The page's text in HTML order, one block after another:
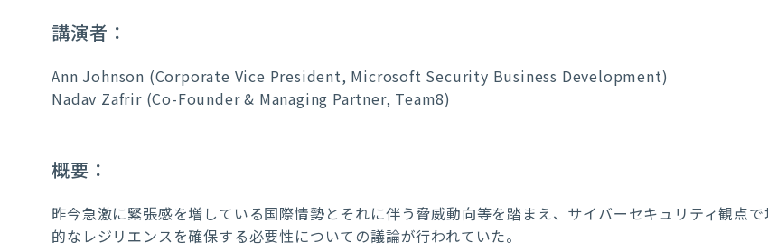
講演者：
Ann Johnson (Corporate Vice President, Microsoft Security Business Development)
Nadav Zafrir (Co-Founder & Managing Partner, Team8)
概要：
昨今急激に緊張感を増している国際情勢とそれに伴う脅威動向等を踏まえ、サイバーセキュリティ観点で
的なレジリエンスを確保する必要性についての議論が行われていた。